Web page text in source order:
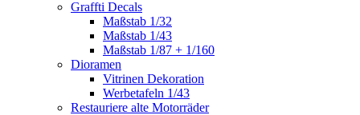
Graffti Decals
Maßstab 1/32
Maßstab 1/43
Maßstab 1/87 + 1/160
Dioramen
Vitrinen Dekoration
Werbetafeln 1/43
Restauriere alte Motorräder